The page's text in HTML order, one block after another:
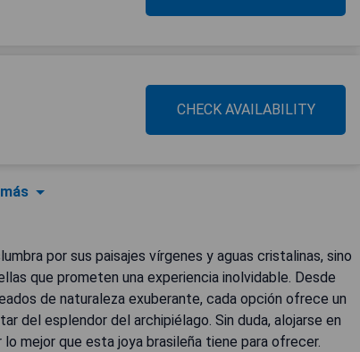
CHECK AVAILABILITY
por sus paisajes vírgenes y aguas cristalinas, sino
que prometen una experiencia inolvidable. Desde
de naturaleza exuberante, cada opción ofrece un
del esplendor del archipiélago. Sin duda, alojarse en
mejor que esta joya brasileña tiene para ofrecer.